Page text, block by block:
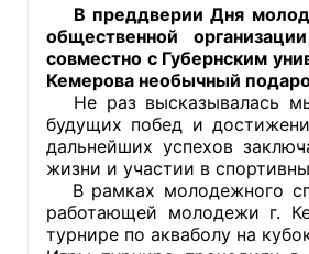
+7 (3842) 58-82-40
Главная
Общественные советы
В преддверии Дня
общественной
совместно с Губернским
Кемерова необычный
Не раз высказывалась
будущих побед и
дальнейших успехов
жизни и участии в
В рамках молодежного
работающей молодежи г.
турнире по акваболу на